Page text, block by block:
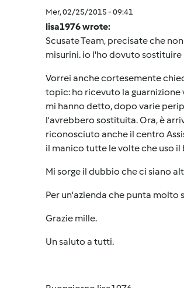
Mer, 02/25/2015 - 09:41
lisa1976 wrote:
Scusate Team, precisate che
misurini. io l'ho dovuto
Vorrei anche cortesemente
topic: ho ricevuto la guarnizione
mi hanno detto, dopo varie
l'avrebbero sostituita. Ora, è
riconosciuto anche il centro
il manico tutte le volte che uso il
Mi sorge il dubbio che ci siano
Per un'azienda che punta molto
Grazie mille.
Un saluto a tutti.